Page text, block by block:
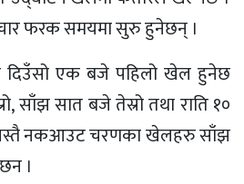
फरक समयमा सुरु हुनेछन् ।
एक बजे पहिलो खेल हुनेछ
साँझ सात बजे तेस्रो तथा राति १०
नकआउट चरणका खेलहरु साँझ
।